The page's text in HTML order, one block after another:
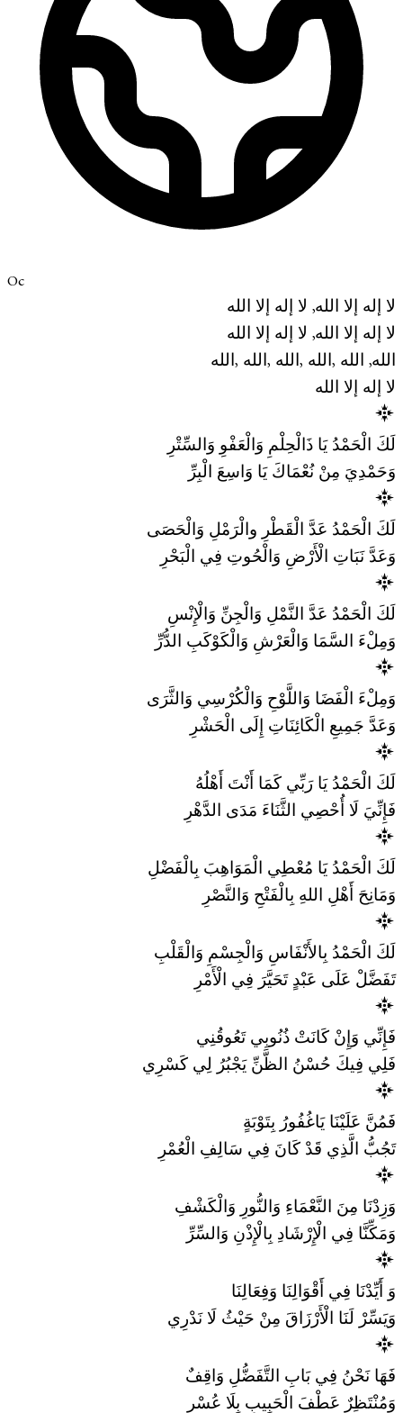
Oc
لا إله إلا الله, لا إله إلا الله
لا إله إلا الله, لا إله إلا الله
الله, الله ,الله ,الله ,الله ,الله
لا إله إلا الله
لَكَ الْحَمْدُ يَا ذَالْحِلْمِ وَالْعَفْوِ وَالسِّتْرِ
وَحَمْدِيَ مِنْ نُعْمَاكَ يَا وَاسِعَ الْبِرِّ
لَكَ الْحَمْدُ عَدَّ الْقَطْرِ والْرَمْلِ وَالْحَصَى
وَعَدَّ نَبَاتِ الْأَرْضِ وَالْحُوتِ فِي الْبَحْرِ
لَكَ الْحَمْدُ عَدَّ النَّمْلِ وَالْجِنِّ وَالْإِنْسِ
وَمِلْءَ السَّمَا وَالْعَرْشِ وَالْكَوْكَبِ الدُّرِّ
وَمِلْءَ الْفَضَا وَاللَّوْحِ وَالْكُرْسِي وَالثَّرَى
وَعَدَّ جَمِيعِ الْكَائِنَاتِ إِلَى الْحَشْرِ
لَكَ الْحَمْدُ يَا رَبِّي كَمَا أَنْتَ أَهْلُهُ
فَإِنِّيَ لَا أُحْصِي الثَّنَاءَ مَدَى الدَّهْرِ
لَكَ الْحَمْدُ يَا مُعْطِي الْمَوَاهِبَ بِالْفَضْلِ
وَمَانِحَ أَهْلِ اللهِ بِالْفَتْحِ وَالنَّصْرِ
لَكَ الْحَمْدُ بِالأَنْفَاسِ وَالْجِسْمِ وَالْقَلْبِ
تَفَضَّلْ عَلَى عَبْدٍ تَحَيَّرَ فِي الْأَمْرِ
فَإِنِّي وَإِنْ كَانَتْ ذُنُوبِي تَعُوقُنِي
فَلِي فِيكَ حُسْنُ الظَّنِّ يَجْبُرُ لِي كَسْرِي
فَمُنَّ عَلَيْنَا يَاغُفُورُ بِتَوْبَةٍ
تَجُبُّ الَّذِي قَدْ كَانَ فِي سَالِفِ الْعُمْرِ
وَزِدْنَا مِنَ النَّعْمَاءِ وَالنُّورِ وَالْكَشْفِ
وَمَكِّنَّا فِي الْإِرْشَادِ بِالْإِذْنِ وَالسِّرِّ
وَ أَيِّدْنَا فِي أَقْوَالِنَا وَفِعَالِنَا
وَيَسِّرْ لَنَا الْأَرْزَاقَ مِنْ حَيْثُ لَا نَدْرِي
فَهَا نَحْنُ فِي بَابِ التَّفَضُّلِ وَاقِفٌ
وَمُنْتَظِرٌ عَطْفَ الْحَبِيبِ بِلَا عُسْرِ